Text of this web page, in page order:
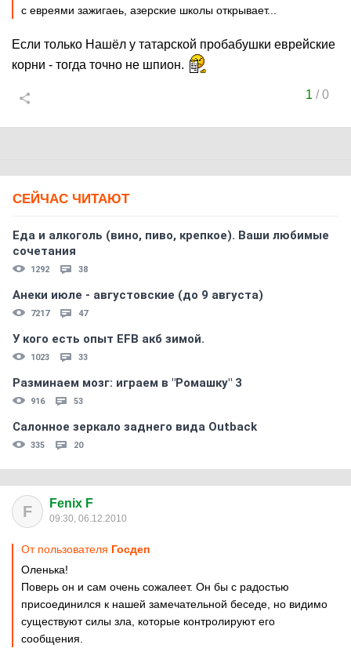
с евреями зажигаеь, азерские школы открывает...
Если только Нашёл у татарской пробабушки еврейские
корни - тогда точно не шпион.
1 /0
СЕЙЧАС ЧИТАЮТ
Еда и алкоголь (вино, пиво, крепкое). Ваши любимые
сочетания
1292 38
Анеки июле - августовские (до 9 августа)
7217 47
У кого есть опыт EFB акб зимой.
1023 33
Разминаем мозг: играем в "Ромашку" 3
916 53
Салонное зеркало заднего вида Outback
335 20
F Fenix F
09:30, 06.12.2010
От пользователя Госдеп
Оленька!
Поверь он и сам очень сожалеет. Он бы с радостью
присоединился к нашей замечательной беседе, но видимо
существуют силы зла, которые контролируют его
сообщения.